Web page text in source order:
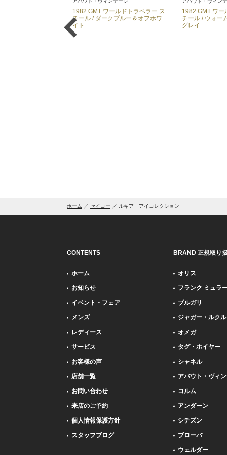
1982 GMT ワールドトラベラー ス
チール / ウォームグレイ＆クール
グレイ
1954 GMT ス
ートル
ホーム セイコー ルキア アイコレクション
CONTENTS
ホーム
お知らせ
イベント・フェア
メンズ
レディース
サービス
お客様の声
店舗一覧
お問い合わせ
来店のご予約
個人情報保護方針
スタッフブログ
BRAND 正規取り
オリス
フランク ミュラ
ブルガリ
ジャガー・ルクル
オメガ
タグ・ホイヤー
シャネル
アバウト・ヴィ
コルム
アンダーン
シチズン
ブローバ
ウェルダー